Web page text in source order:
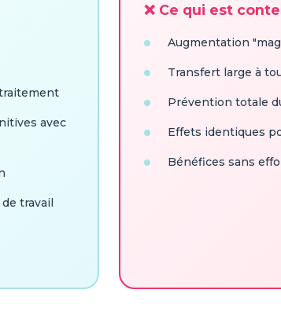
avec
travail
❌ Ce qui est
Augmentation
Transfert large à
Prévention totale
Effets identiques
Bénéfices sans